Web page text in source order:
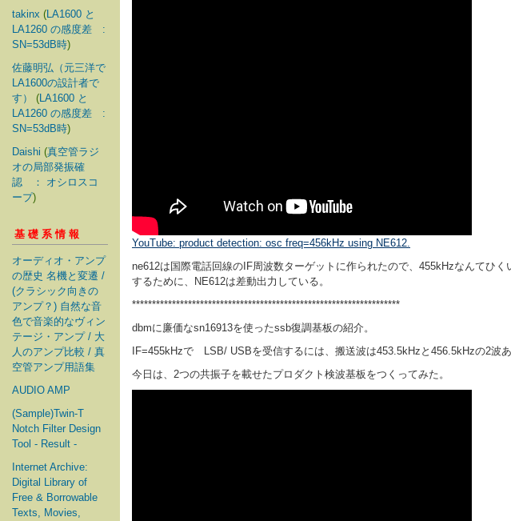
takinx (LA1600 と
LA1260 の感度差 :
SN=53dB時)
佐藤明弘（元三洋で
LA1600の設計者で
す）
(LA1600 と
LA1260 の感度差 :
SN=53dB時)
Daishi (真空管ラジ
オの局部発振確
認 ： オシロスコ
ープ)
基礎系情報
オーディオ・アンプ
の歴史 名機と変遷 /
(クラシック向きの
アンプ？) 自然な音
色で音楽的なヴィン
テージ・アンプ / 大
人のアンプ比較 / 真
空管アンプ用語集
AUDIO AMP
(Sample)Twin-T
Notch Filter Design
Tool - Result -
Internet Archive:
Digital Library of
Free & Borrowable
Texts, Movies,
YouTube: product detection: osc freq=456kHz using NE612.
ne612は国際電話回線のIF周波数ターゲットに作られたので、455kHzなんてひ
するために、NE612は差動出力している。
*******************************************************************
dbmに廉価なsn16913を使ったssb復調基板の紹介。
IF=455kHzで LSB/ USBを受信するには、搬送波は453.5kHzと456.5kHzの2波
今日は、2つの共振子を載せたプロダクト検波基板をつくってみた。